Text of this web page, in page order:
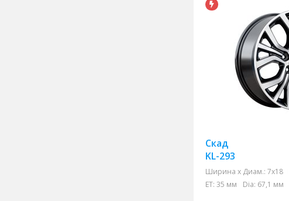
Скад
KL-293
Ширина х Диам.: 7x18
ET: 35 мм Dia: 67,1 мм